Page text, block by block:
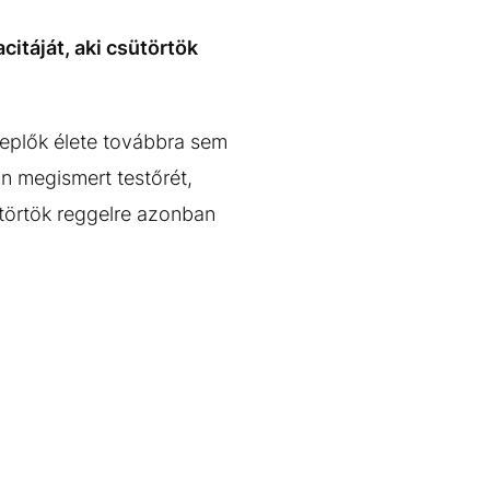
aki csütörtök
élete továbbra sem
megismert testőrét,
reggelre azonban